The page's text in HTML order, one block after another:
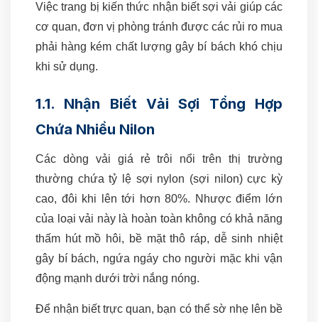
Việc trang bị kiến thức nhận biết sợi vải giúp các
cơ quan, đơn vị phòng tránh được các rủi ro mua
phải hàng kém chất lượng gây bí bách khó chịu
khi sử dụng.
1.1. Nhận Biết Vải Sợi Tổng Hợp
Chứa Nhiều Nilon
Các dòng vải giá rẻ trôi nổi trên thị trường
thường chứa tỷ lệ sợi nylon (sợi nilon) cực kỳ
cao, đôi khi lên tới hơn 80%. Nhược điểm lớn
của loại vải này là hoàn toàn không có khả năng
thấm hút mồ hôi, bề mặt thô ráp, dễ sinh nhiệt
gây bí bách, ngứa ngáy cho người mặc khi vận
động mạnh dưới trời nắng nóng.
Để nhận biết trực quan, bạn có thể sờ nhẹ lên bề